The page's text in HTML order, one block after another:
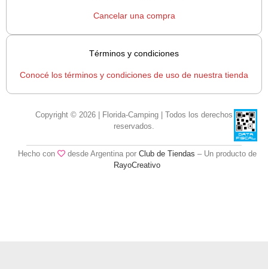
Cancelar una compra
Términos y condiciones
Conocé los términos y condiciones de uso de nuestra tienda
Copyright © 2026 | Florida-Camping | Todos los derechos
reservados.
Hecho con desde Argentina por Club de Tiendas – Un producto de
RayoCreativo